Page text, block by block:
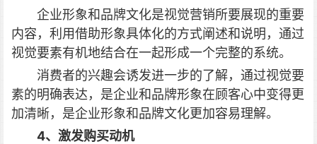
企业形象和品牌文化是视觉营销所要展现的重要
内容，利用借助形象具体化的方式阐述和说明，通过
视觉要素有机地结合在一起形成一个完整的系统。
消费者的兴趣会诱发进一步的了解，通过视觉要
素的明确表达，是企业和品牌形象在顾客心中变得更
加清晰，是企业形象和品牌文化更加容易理解。
4、激发购买动机